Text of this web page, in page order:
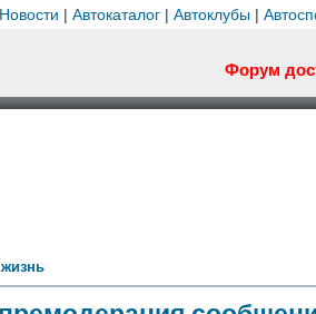
Новости | Автокаталог| Автоклубы|
Форум